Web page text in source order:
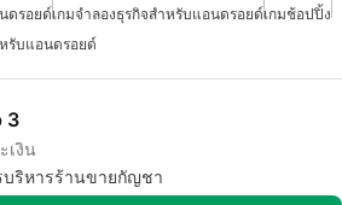
ดรอยด์เกมจำลองธุรกิจสำหรับแอนดรอยด์เกมช้อปปิ้ง
รับแอนดรอยด์
3
เงิน
บริหารร้านขายกัญชา